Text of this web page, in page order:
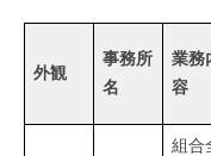
外観
事務所
名
業務
容
組合